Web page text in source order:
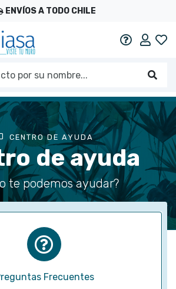
ENVÍOS A TODO CHILE
Mi
por su nombre...
CENTRO DE AYUDA
de ayuda
te podemos ayudar?
Frecuentes